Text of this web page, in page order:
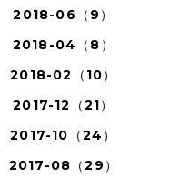
2018-06（9）
2018-04（8）
2018-02（10）
2017-12（21）
2017-10（24）
2017-08（29）